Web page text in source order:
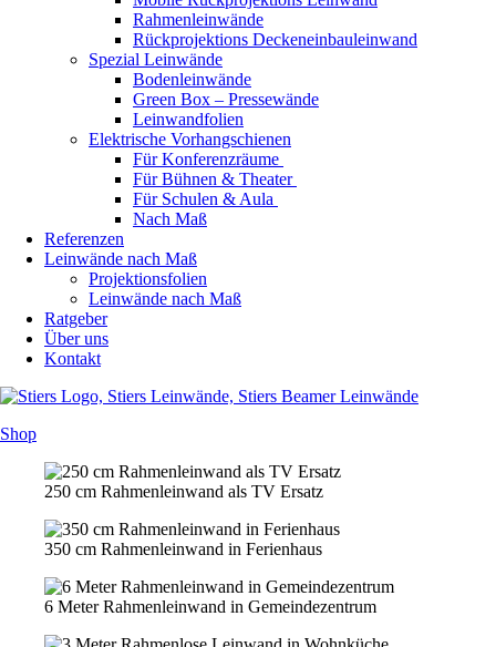
Rahmenleinwände
Rückprojektions Deckeneinbauleinwand
Spezial Leinwände
Bodenleinwände
Green Box – Pressewände
Leinwandfolien
Elektrische Vorhangschienen
Für Konferenzräume
Für Bühnen & Theater
Für Schulen & Aula
Nach Maß
Referenzen
Leinwände nach Maß
Projektionsfolien
Leinwände nach Maß
Ratgeber
Über uns
Kontakt
Shop
250 cm Rahmenleinwand als TV Ersatz
350 cm Rahmenleinwand in Ferienhaus
6 Meter Rahmenleinwand in Gemeindezentrum